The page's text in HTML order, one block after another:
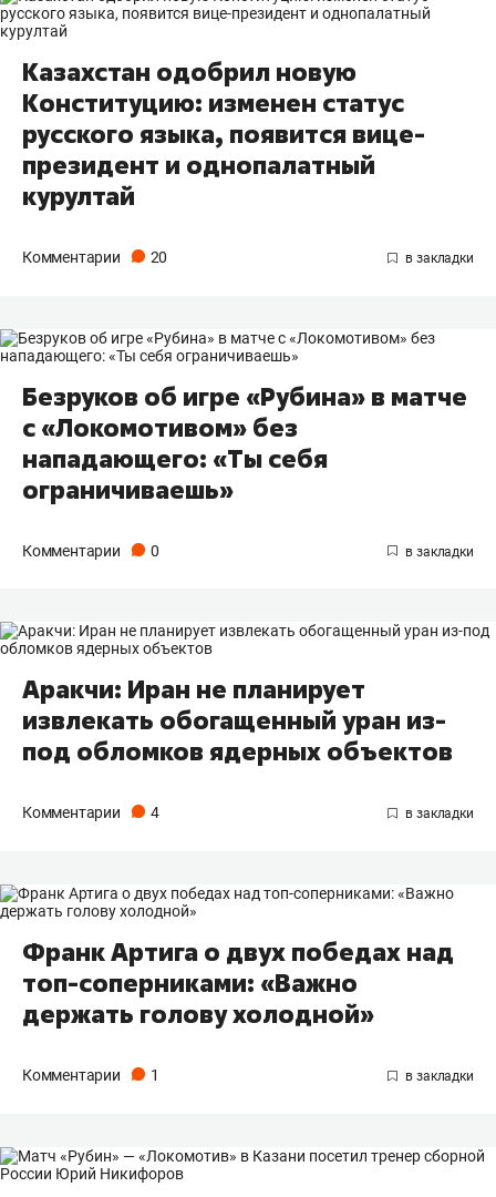
Казахстан одобрил новую
Конституцию: изменен статус
русского языка, появится вице-
президент и однопалатный
курултай
Комментарии 20
Безруков об игре «Рубина» в матче
с «Локомотивом» без
нападающего: «Ты себя
ограничиваешь»
Комментарии 0
Аракчи: Иран не планирует
извлекать обогащенный уран из-
под обломков ядерных объектов
Комментарии 4
Франк Артига о двух победах над
топ-соперниками: «Важно
держать голову холодной»
Комментарии 1